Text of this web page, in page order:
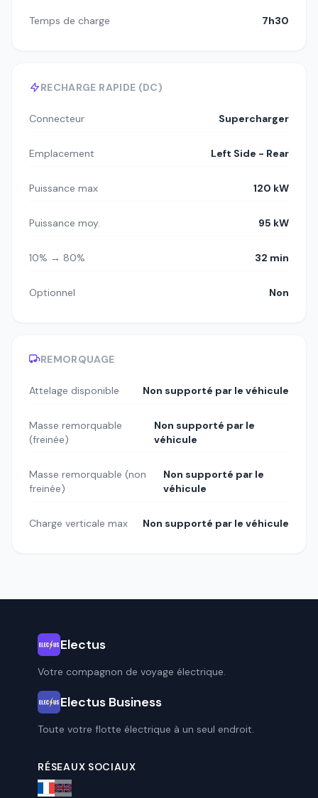
Temps de charge 7h30
RECHARGE RAPIDE (DC)
Connecteur Supercharger
Emplacement Left Side - Rear
Puissance max 120 kW
Puissance moy. 95 kW
10% → 80% 32 min
Optionnel Non
REMORQUAGE
Attelage disponible Non supporté par le véhicule
Masse remorquable
(freinée)
Non supporté par le
véhicule
Masse remorquable (non
freinée)
Non supporté par le
véhicule
Charge verticale max Non supporté par le véhicule
Electus
Votre compagnon de voyage électrique.
Electus Business
Toute votre flotte électrique à un seul endroit.
RÉSEAUX SOCIAUX